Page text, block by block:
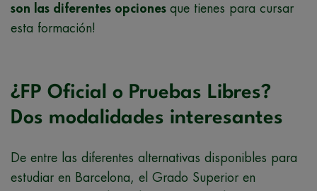
son las diferentes opciones que tienes para cursar
esta formación!
¿FP Oficial o Pruebas Libres?
Dos modalidades interesantes
De entre las diferentes alternativas disponibles para
estudiar en Barcelona, el Grado Superior en